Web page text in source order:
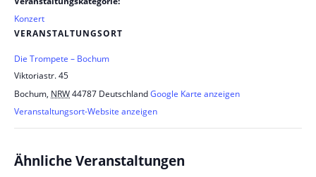
Konzert
VERANSTALTUNGSORT
Die Trompete – Bochum
Viktoriastr. 45
Bochum, NRW44787 DeutschlandGoogle Karte anzeigen
Veranstaltungsort-Website anzeigen
Ähnliche Veranstaltungen